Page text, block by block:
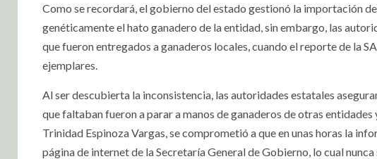
Como se recordará, el gobierno del estado gestionó la importación
genéticamente el hato ganadero de la entidad, sin embargo, las
que fueron entregados a ganaderos locales, cuando el reporte de la
ejemplares.
Al ser descubierta la inconsistencia, las autoridades estatales
que faltaban fueron a parar a manos de ganaderos de otras
Trinidad Espinoza Vargas, se comprometió a que en unas horas la
página de internet de la Secretaría General de Gobierno, lo cual